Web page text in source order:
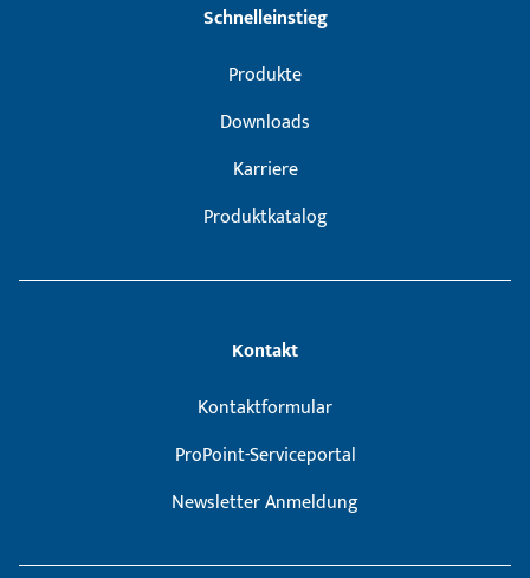
Schnelleinstieg
Produkte
Downloads
Karriere
Produktkatalog
Kontakt
Kontaktformular
ProPoint-Serviceportal
Newsletter Anmeldung